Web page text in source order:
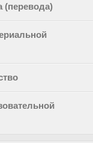
(перевода)